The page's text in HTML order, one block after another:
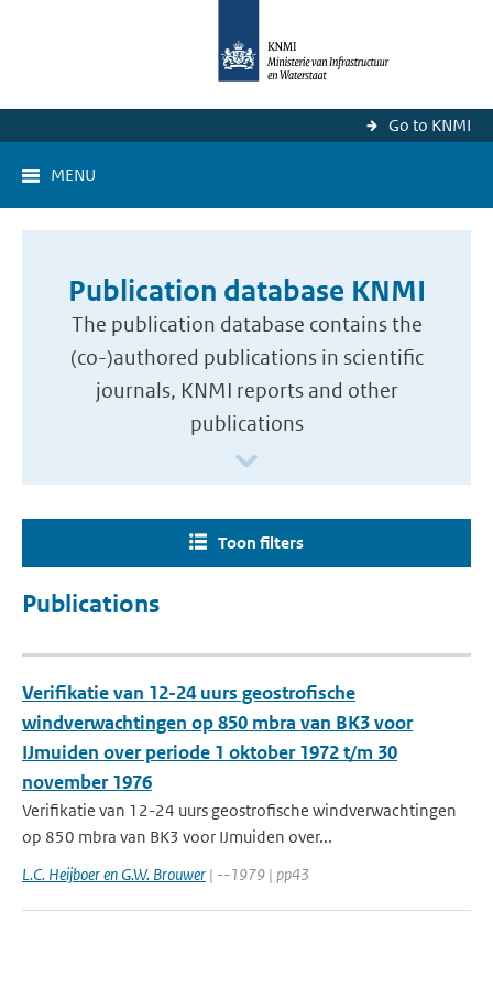
Go to KNMI
MENU
Publication database KNMI
The publication database contains the
(co-)authored publications in scientific
journals, KNMI reports and other
publications
Toon filters
Publications
Verifikatie van 12-24 uurs geostrofische
windverwachtingen op 850 mbra van BK3 voor
IJmuiden over periode 1 oktober 1972 t/m 30
november 1976
Verifikatie van 12-24 uurs geostrofische windverwachtingen
op 850 mbra van BK3 voor IJmuiden over...
L.C. Heijboer en G.W. Brouwer | --1979 | pp43